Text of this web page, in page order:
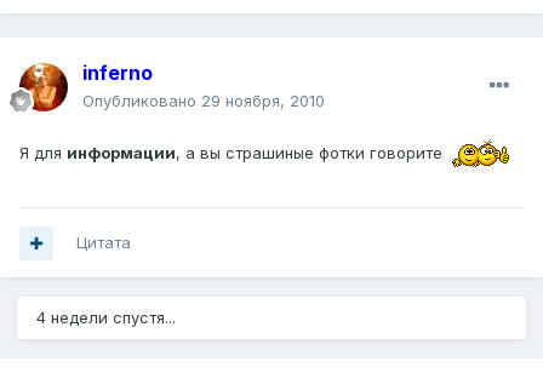
inferno
Опубликовано 29 ноября, 2010
Я для информации, а вы страшиные фотки говорите
Цитата
4 недели спустя...